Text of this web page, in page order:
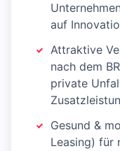
auf
Attraktive
nach dem
private
Gesund &
Leasing) für